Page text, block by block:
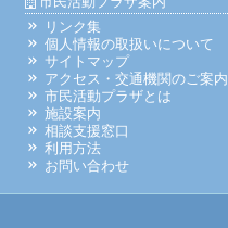
リンク集
個人情報の取扱いについて
サイトマップ
アクセス・交通機関のご案内
市民活動プラザとは
施設案内
相談支援窓口
利用方法
お問い合わせ